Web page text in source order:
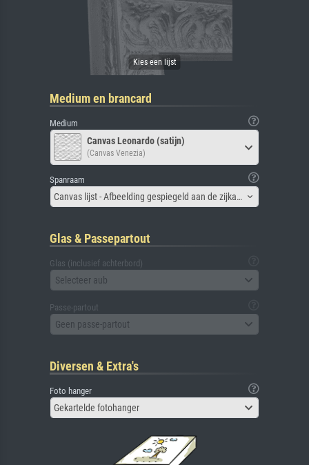
Medium en brancard
Medium
Canvas Leonardo (satijn)
(Canvas Venezia)
Spanraam
Canvas lijst - Afbeelding gespiegeld aan de zijkant
Glas & Passepartout
Glas (inclusief achterbord)
Selecteer aub
Passe-partout
Geen passe-partout
Diversen & Extra's
Foto hanger
Gekartelde fotohanger